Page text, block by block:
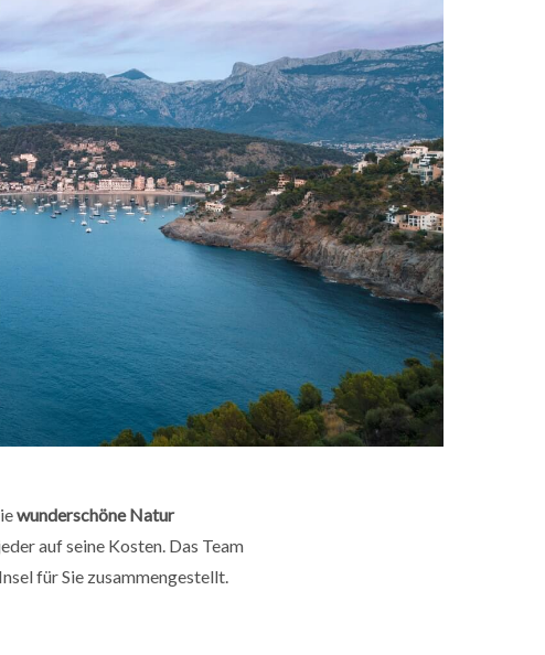
wunderschöne Natur
auf seine Kosten. Das Team
für Sie zusammengestellt.